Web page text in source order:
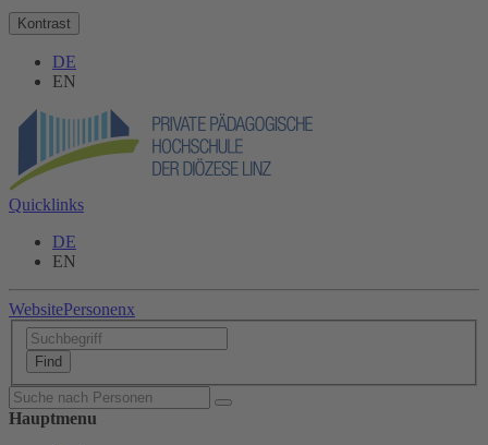
Kontrast
DE
EN
Quicklinks
DE
EN
WebsitePersonenx
Hauptmenu